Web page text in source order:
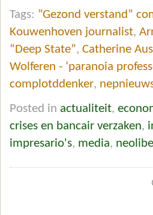
Tags: ”Gezond verstand”
Kouwenhoven journalist,
“Deep State”, Catherine
Wolferen - ‘paranoia
complotddenker,
Posted in actualiteit,
crises en bancair verzaken,
impresario's, media,